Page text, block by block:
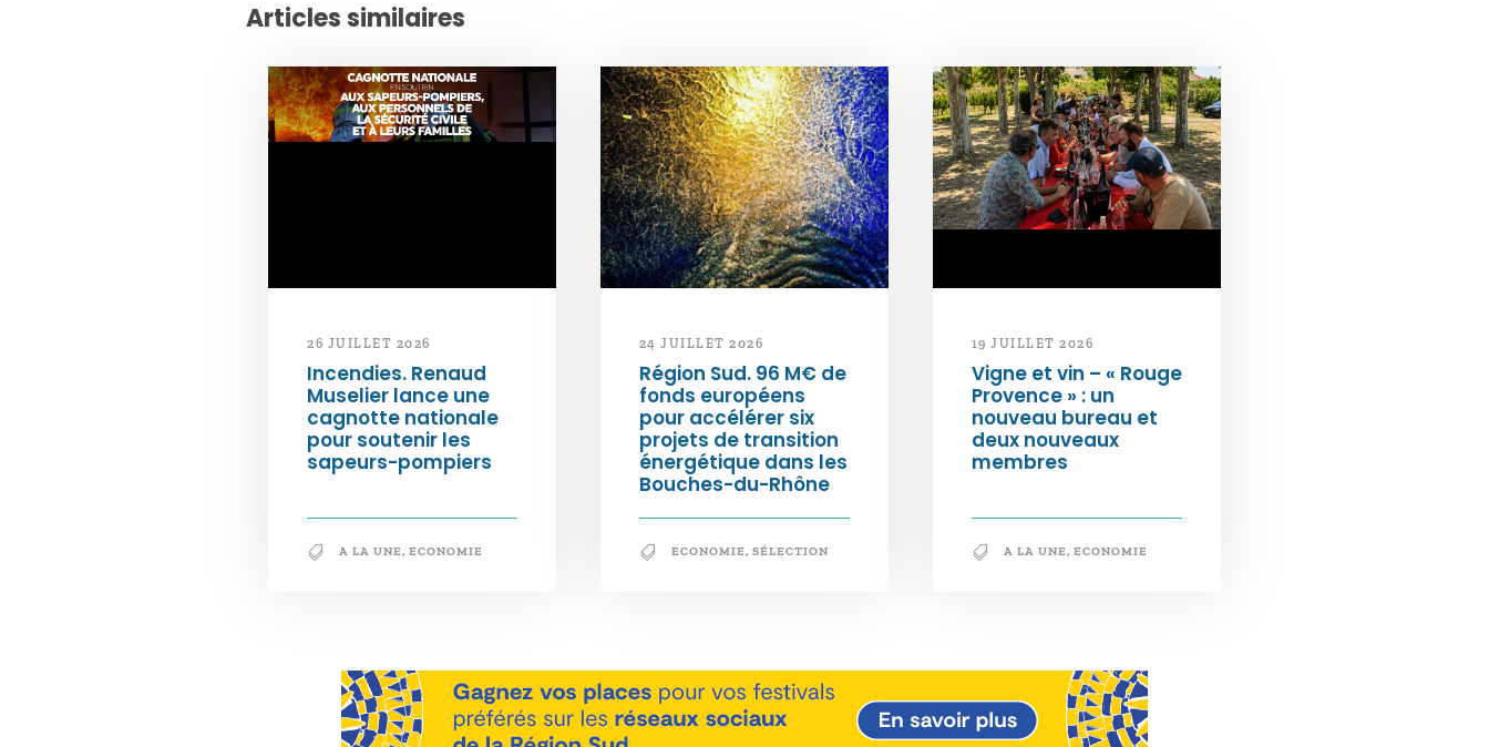
Articles similaires
26 JUILLET 2026
Incendies. Renaud
Muselier lance une
cagnotte nationale
pour soutenir les
sapeurs-pompiers
A LA UNE, ECONOMIE
24 JUILLET 2026
Région Sud. 96 M€ de
fonds européens
pour accélérer six
projets de transition
énergétique dans les
Bouches-du-Rhône
ECONOMIE, SÉLECTION
19 JUILLET 2026
Vigne et vin – « Rouge
Provence » : un
nouveau bureau et
deux nouveaux
membres
A LA UNE, ECONOMIE